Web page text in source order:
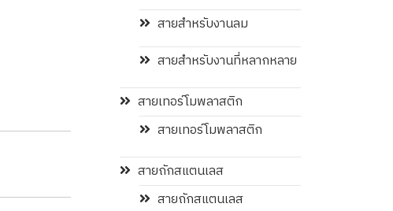
สายสำหรับงานลม
สายสำหรับงานที่หลากหลาย
สายเทอร์โมพลาสติก
สายเทอร์โมพลาสติก
สายถักสแตนเลส
สายถักสแตนเลส